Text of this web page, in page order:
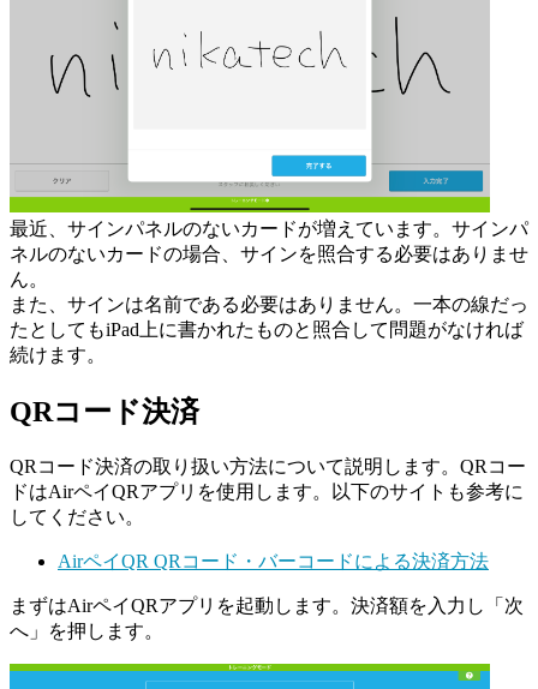
最近、サインパネルのないカードが増えています。サインパ
ネルのないカードの場合、サインを照合する必要はありませ
ん。
また、サインは名前である必要はありません。一本の線だっ
たとしてもiPad上に書かれたものと照合して問題がなければ
続けます。
QRコード決済
QRコード決済の取り扱い方法について説明します。QRコー
ドはAirペイQRアプリを使用します。以下のサイトも参考に
してください。
AirペイQR QRコード・バーコードによる決済方法
まずはAirペイQRアプリを起動します。決済額を入力し「次
へ」を押します。